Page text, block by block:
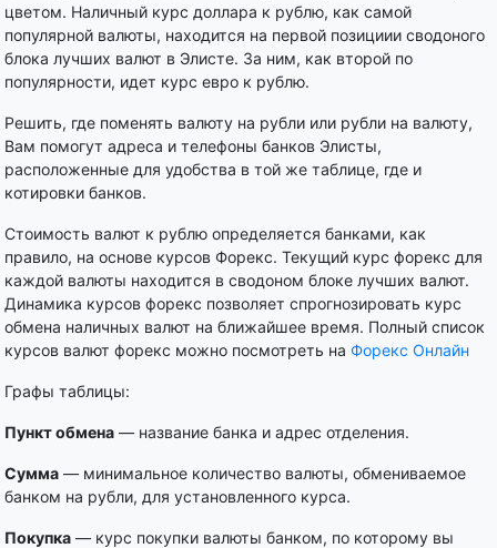
цветом. Наличный курс доллара к рублю, как самой
популярной валюты, находится на первой позициии сводоного
блока лучших валют в Элисте. За ним, как второй по
популярности, идет курс евро к рублю.
Решить, где поменять валюту на рубли или рубли на валюту,
Вам помогут адреса и телефоны банков Элисты,
расположенные для удобства в той же таблице, где и
котировки банков.
Стоимость валют к рублю определяется банками, как
правило, на основе курсов Форекс. Текущий курс форекс для
каждой валюты находится в сводоном блоке лучших валют.
Динамика курсов форекс позволяет спрогнозировать курс
обмена наличных валют на ближайшее время. Полный список
курсов валют форекс можно посмотреть на Форекс Онлайн
Графы таблицы:
Пункт обмена — название банка и адрес отделения.
Сумма — минимальное количество валюты, обмениваемое
банком на рубли, для установленного курса.
Покупка — курс покупки валюты банком, по которому вы